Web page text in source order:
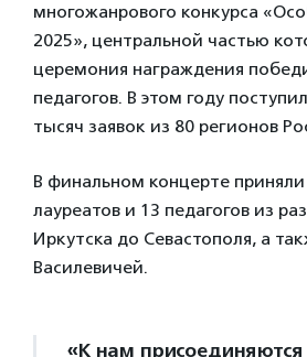
многожанрового конкурса
2025», центральной частью
церемония награждения
педагогов. В этом году
тысяч заявок из 80 регионов
В финальном концерте приняли
лауреатов и 13 педагогов из
Иркутска до Севастополя, а
Василевичей.
«К нам присоединяются